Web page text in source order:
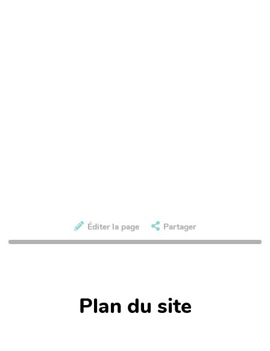
Éditer la page Partager
Plan du site